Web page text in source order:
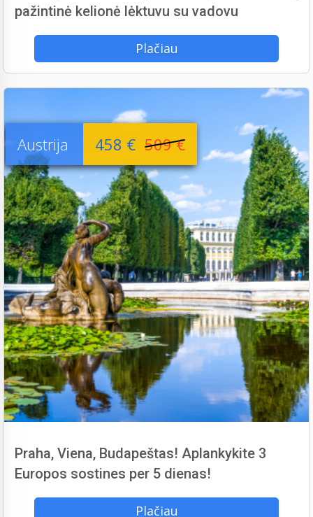
pažintinė kelionė lėktuvu su vadovu
Plačiau
Austrija 458 € 509 €
Praha, Viena, Budapeštas! Aplankykite 3
Europos sostines per 5 dienas!
Plačiau